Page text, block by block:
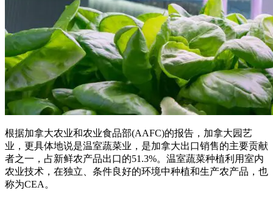
根据加拿大农业和农业食品部(AAFC)的报告，加拿大园艺
业，更具体地说是温室蔬菜业，是加拿大出口销售的主要贡献
者之一，占新鲜农产品出口的51.3%。温室蔬菜种植利用室内
农业技术，在独立、条件良好的环境中种植和生产农产品，也
称为CEA。